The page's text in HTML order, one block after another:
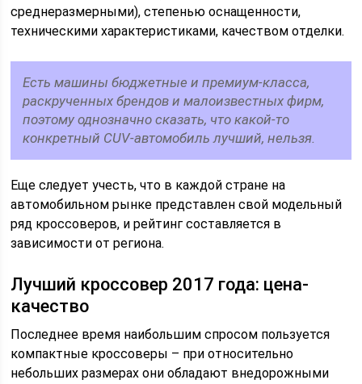
среднеразмерными), степенью оснащенности,
техническими характеристиками, качеством отделки.
Есть машины бюджетные и премиум-класса,
раскрученных брендов и малоизвестных фирм,
поэтому однозначно сказать, что какой-то
конкретный CUV-автомобиль лучший, нельзя.
Еще следует учесть, что в каждой стране на
автомобильном рынке представлен свой модельный
ряд кроссоверов, и рейтинг составляется в
зависимости от региона.
Лучший кроссовер 2017 года: цена-
качество
Последнее время наибольшим спросом пользуется
компактные кроссоверы – при относительно
небольших размерах они обладают внедорожными